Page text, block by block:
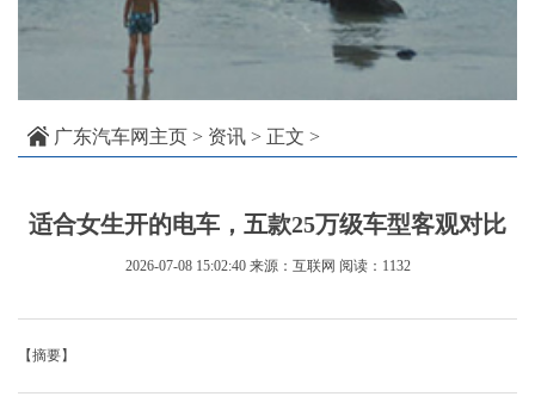
广东汽车网主页 > 资讯 > 正文 >
适合女生开的电车，五款25万级车型客观对比
2026-07-08 15:02:40 来源：互联网 阅读：1132
【摘要】